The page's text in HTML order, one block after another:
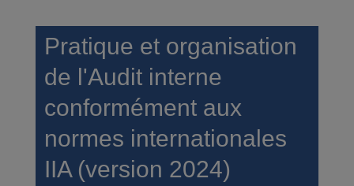
Pratique et organisation
de l'Audit interne
conformément aux
normes internationales
IIA (version 2024)